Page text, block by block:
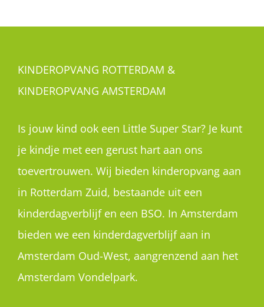
KINDEROPVANG ROTTERDAM &
KINDEROPVANG AMSTERDAM
Is jouw kind ook een Little Super Star? Je kunt
je kindje met een gerust hart aan ons
toevertrouwen. Wij bieden kinderopvang aan
in Rotterdam Zuid, bestaande uit een
kinderdagverblijf en een BSO. In Amsterdam
bieden we een kinderdagverblijf aan in
Amsterdam Oud-West, aangrenzend aan het
Amsterdam Vondelpark.